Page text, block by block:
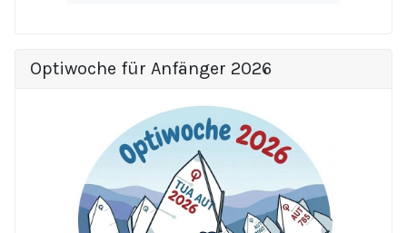
Optiwoche für Anfänger 2026